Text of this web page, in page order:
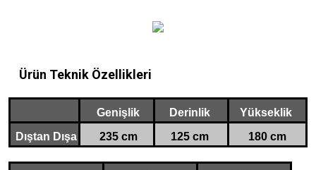
Ürün Teknik Özellikleri
Genişlik Derinlik
Yükseklik
Dıştan Dışa
235 cm 125 cm 180 cm